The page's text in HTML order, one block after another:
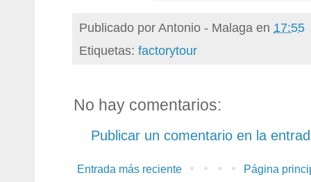
Publicado porAntonio - Malaga en 17:55
Etiquetas: factorytour
No hay comentarios:
Publicar un comentario en la
Entrada más reciente Página